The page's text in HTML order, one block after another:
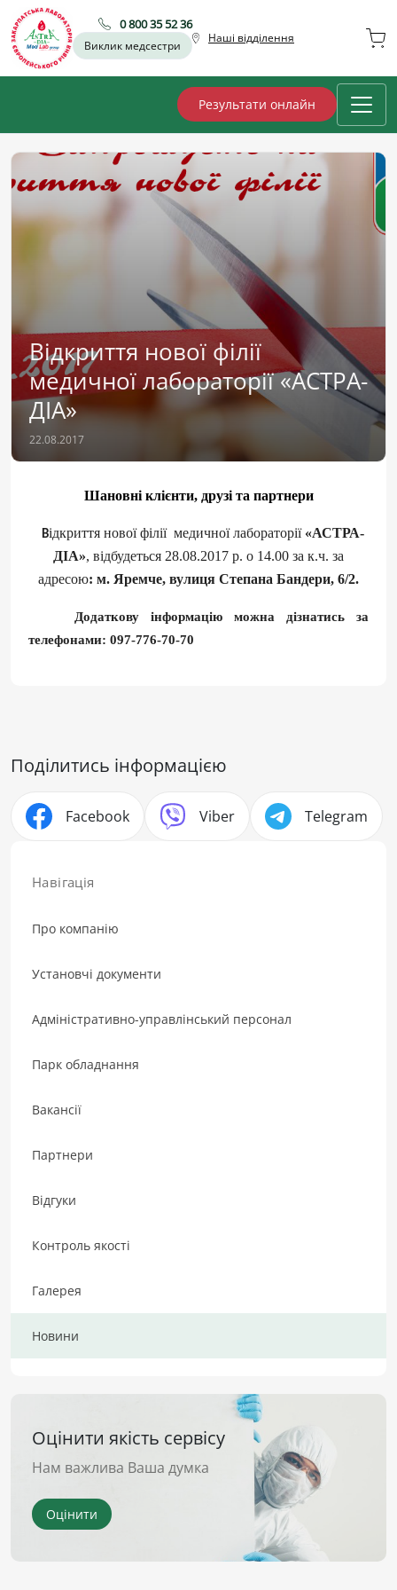
0 800 35 52 36
Виклик медсестри
Наші відділення
Результати онлайн
Навігація
Про компанію
Установчі документи
Адміністративно-управлінський персонал
Парк обладнання
Вакансії
Партнери
Відгуки
Контроль якості
Галерея
Новини
Оцінити якість сервісу
Нам важлива Ваша думка
Оцінити
Відкриття нової філії
медичної лабораторії «АСТРА-
ДІА»
22.08.2017
Шановні клієнти, друзі та партнери
Відкриття нової філії медичної лабораторії «АСТРА-
ДІА», відбудеться 28.08.2017 р. о 14.00 за к.ч. за
адресою: м. Яремче, вулиця Степана Бандери, 6/2.
Додаткову інформацію можна дізнатись за
телефонами: 097-776-70-70
Поділитись інформацією
Facebook Viber Telegram